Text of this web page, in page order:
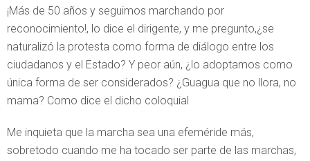
¡Más de 50 años y seguimos marchando por
reconocimiento!, lo dice el dirigente, y me pregunto,¿se
naturalizó la protesta como forma de diálogo entre los
ciudadanos y el Estado? Y peor aún, ¿lo adoptamos como
única forma de ser considerados? ¿Guagua que no llora, no
mama? Como dice el dicho coloquial
Me inquieta que la marcha sea una efeméride más,
sobretodo cuando me ha tocado ser parte de las marchas,